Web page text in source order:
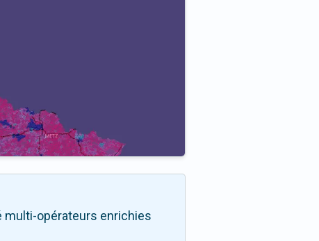
multi-opérateurs enrichies